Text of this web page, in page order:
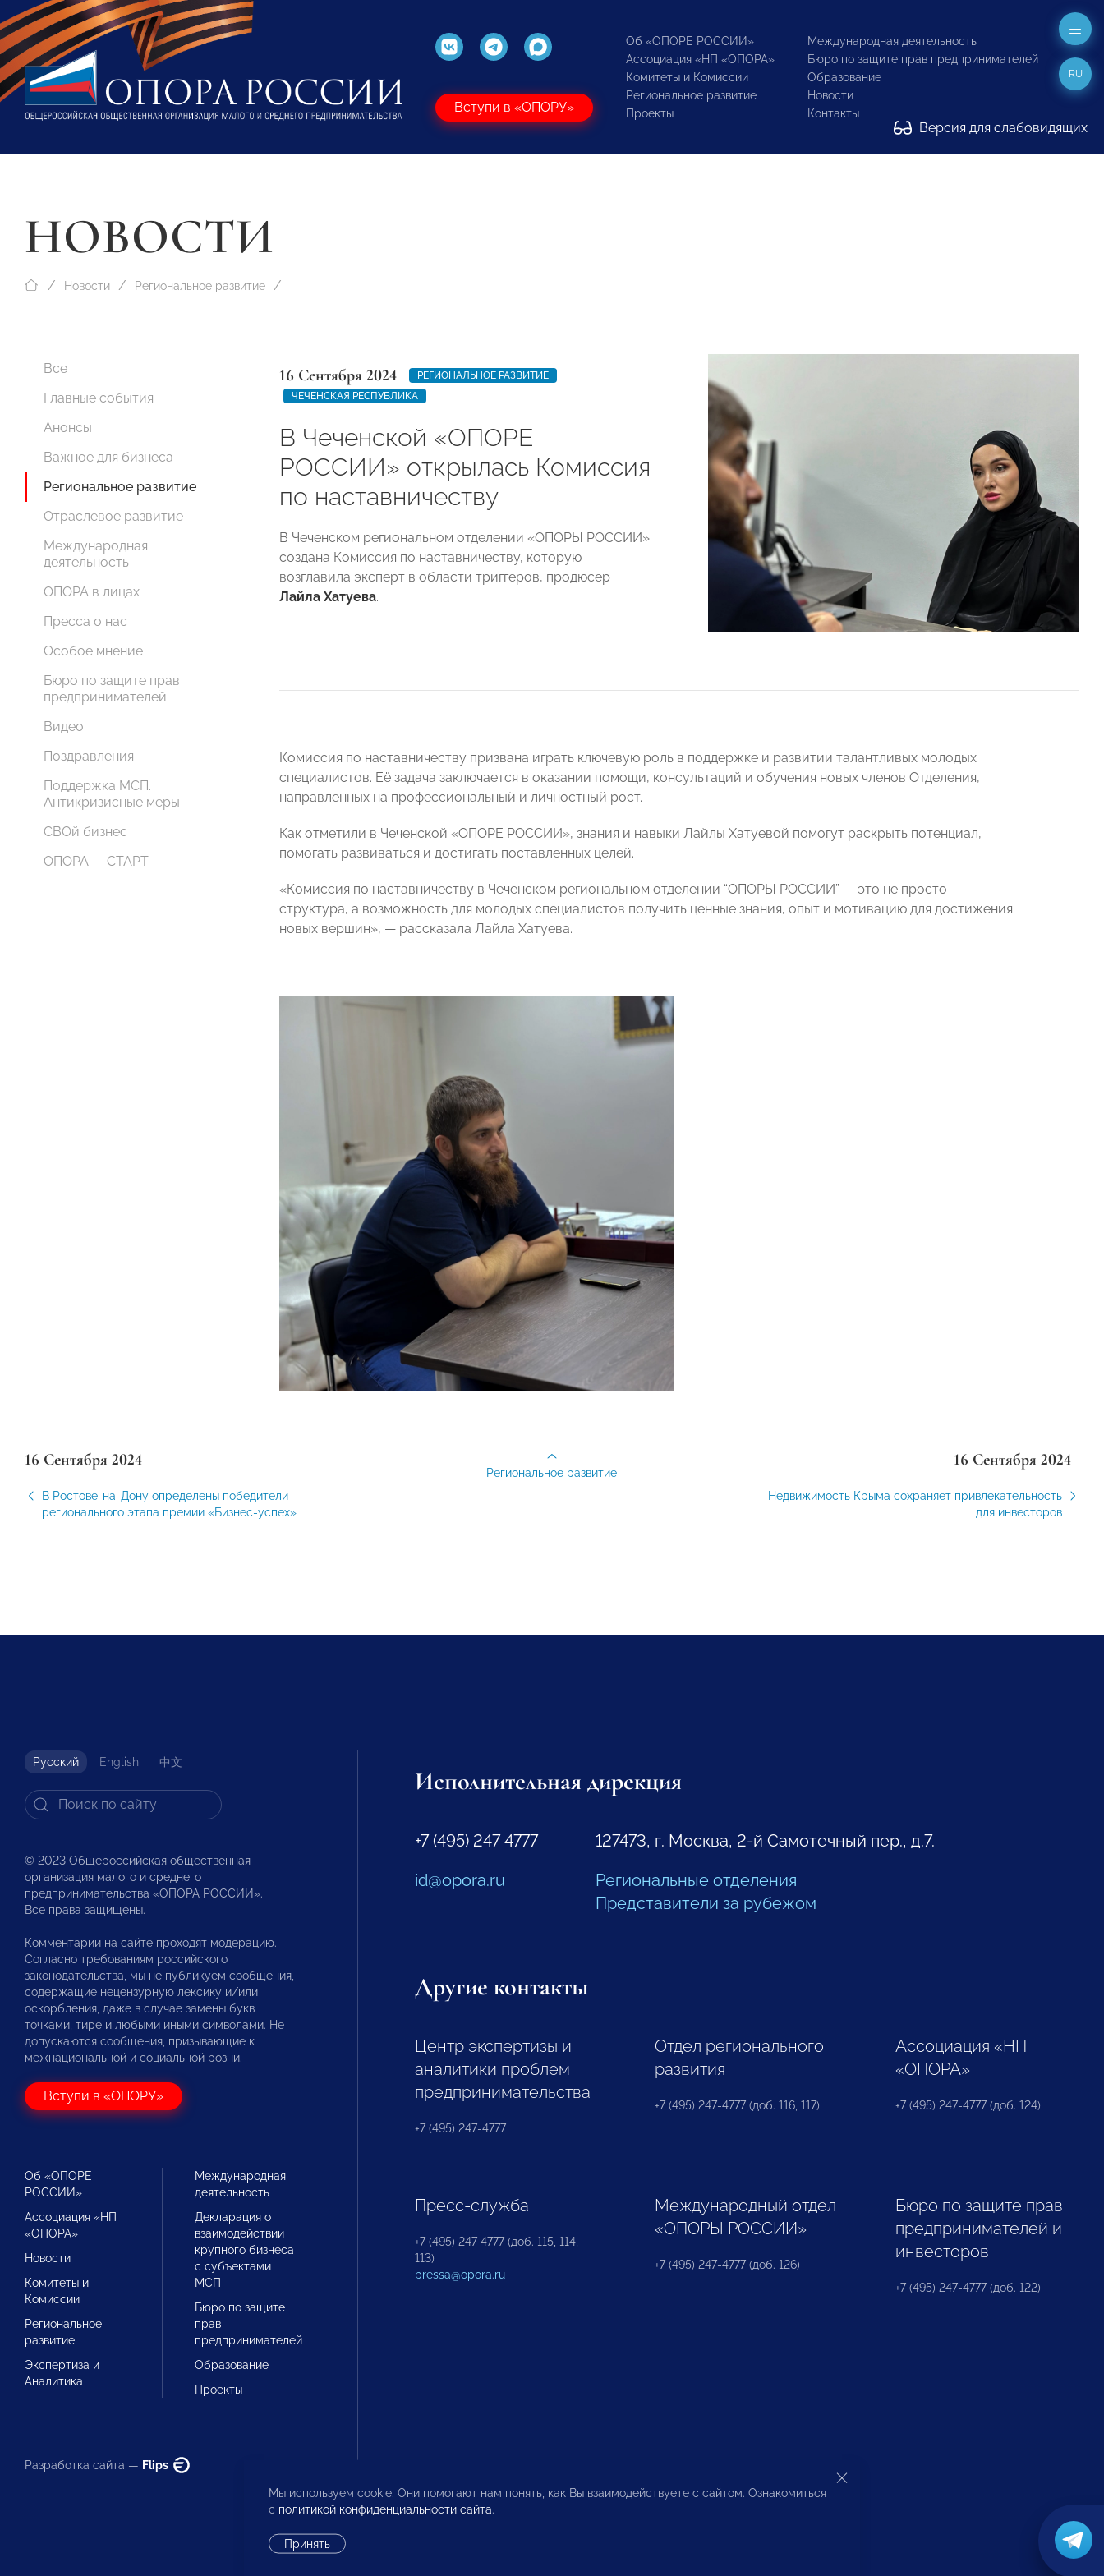
Вступи в «ОПОРУ»
Об «ОПОРЕ РОССИИ»
Ассоциация «НП «ОПОРА»
Комитеты и Комиссии
Региональное развитие
Проекты
Международная деятельность
Бюро по защите прав предпринимателей
Образование
Новости
Контакты
Версия для слабовидящих
RU
НОВОСТИ
Новости Региональное развитие
Все
Главные события
Анонсы
Важное для бизнеса
Региональное развитие
Отраслевое развитие
Международная
деятельность
ОПОРА в лицах
Пресса о нас
Особое мнение
Бюро по защите прав
предпринимателей
Видео
Поздравления
Поддержка МСП.
Антикризисные меры
СВОй бизнес
ОПОРА — СТАРТ
16 Сентября 2024
РЕГИОНАЛЬНОЕ РАЗВИТИЕ
ЧЕЧЕНСКАЯ РЕСПУБЛИКА
В Чеченской «ОПОРЕ
РОССИИ» открылась Комиссия
по наставничеству
В Чеченском региональном отделении «ОПОРЫ РОССИИ»
создана Комиссия по наставничеству, которую
возглавила эксперт в области триггеров, продюсер
Лайла Хатуева.
Комиссия по наставничеству призвана играть ключевую роль в поддержке и развитии талантливых молодых
специалистов. Её задача заключается в оказании помощи, консультаций и обучения новых членов Отделения,
направленных на профессиональный и личностный рост.
Как отметили в Чеченской «ОПОРЕ РОССИИ», знания и навыки Лайлы Хатуевой помогут раскрыть потенциал,
помогать развиваться и достигать поставленных целей.
«Комиссия по наставничеству в Чеченском региональном отделении “ОПОРЫ РОССИИ” — это не просто
структура, а возможность для молодых специалистов получить ценные знания, опыт и мотивацию для достижения
новых вершин», — рассказала Лайла Хатуева.
16 Сентября 2024
В Ростове-на-Дону определены победители
регионального этапа премии «Бизнес-успех»
16 Сентября 2024
Недвижимость Крыма сохраняет привлекательность
для инвесторов
Региональное развитие
Русский English 中文
© 2023 Общероссийская общественная
организация малого и среднего
предпринимательства «ОПОРА РОССИИ».
Все права защищены.
Комментарии на сайте проходят модерацию.
Согласно требованиям российского
законодательства, мы не публикуем сообщения,
содержащие нецензурную лексику и/или
оскорбления, даже в случае замены букв
точками, тире и любыми иными символами. Не
допускаются сообщения, призывающие к
межнациональной и социальной розни.
Вступи в «ОПОРУ»
Об «ОПОРЕ
РОССИИ»
Ассоциация «НП
«ОПОРА»
Новости
Комитеты и
Комиссии
Региональное
развитие
Экспертиза и
Аналитика
Международная
деятельность
Декларация о
взаимодействии
крупного бизнеса
с субъектами
МСП
Бюро по защите
прав
предпринимателей
Образование
Проекты
Разработка сайта — Flips
Исполнительная дирекция
+7 (495) 247 4777
id@opora.ru
127473, г. Москва, 2-й Самотечный пер., д.7.
Региональные отделения
Представители за рубежом
Другие контакты
Центр экспертизы и
аналитики проблем
предпринимательства
+7 (495) 247-4777
Отдел регионального
развития
+7 (495) 247-4777 (доб. 116, 117)
Ассоциация «НП
«ОПОРА»
+7 (495) 247-4777 (доб. 124)
Пресс-служба
+7 (495) 247 4777 (доб. 115, 114,
113)
pressa@opora.ru
Международный отдел
«ОПОРЫ РОССИИ»
+7 (495) 247-4777 (доб. 126)
Бюро по защите прав
предпринимателей и
инвесторов
+7 (495) 247-4777 (доб. 122)
Мы используем cookie. Они помогают нам понять, как Вы взаимодействуете с сайтом. Ознакомиться
с политикой конфиденциальности сайта.
Принять